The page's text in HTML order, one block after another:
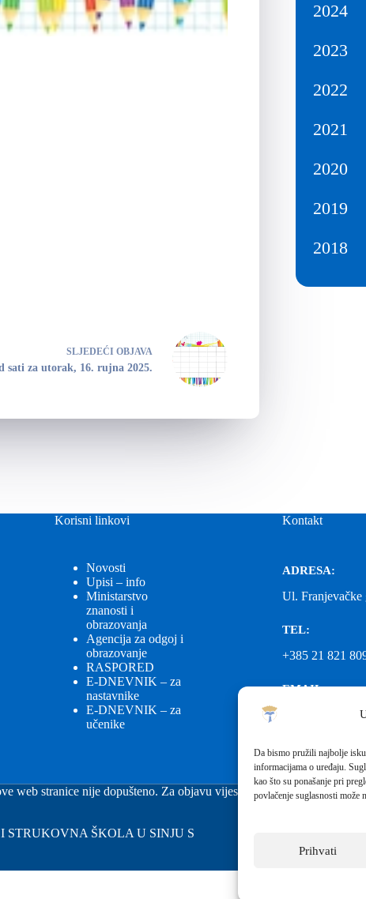
Da bismo pružili najbolje
informacijama o uređaju.
kao što su ponašanje pri
povlačenje suglasnosti može
Prihvati
SLJEDEĆI OBJAVA
sati za utorak, 16. rujna 2025.
2024
2023
2022
2021
2020
2019
2018
Korisni linkovi
Novosti
Upisi – info
Ministarstvo
znanosti i
obrazovanja
Agencija za odgoj i
obrazovanje
RASPORED
E-DNEVNIK – za
nastavnike
E-DNEVNIK – za
učenike
Kontakt
ADRESA:
Ul. Franjevačke
TEL:
+385 21 821
EMAIL:
EMAIL:
web stranice nije dopušteno. Za objavu vijesti sa stranice molimo
STRUKOVNA ŠKOLA U SINJU S
Škola